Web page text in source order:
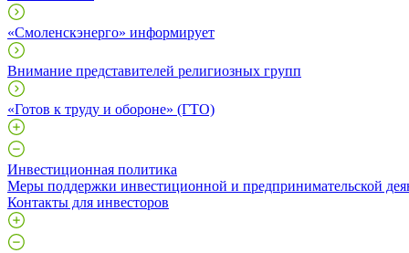
«Смоленскэнерго» информирует
Внимание представителей религиозных групп
«Готов к труду и обороне» (ГТО)
Инвестиционная политика
Меры поддержки инвестиционной и предпринимательской
Контакты для инвесторов